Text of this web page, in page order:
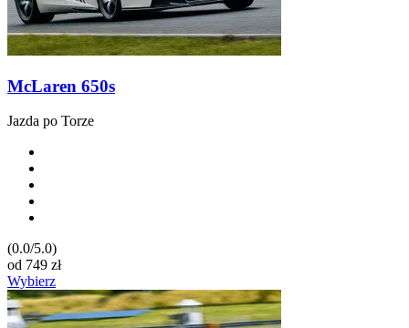
McLaren 650s
Jazda po Torze
(0.0/5.0)
od 749 zł
Wybierz